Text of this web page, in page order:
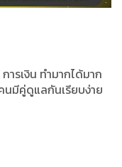
ารเงิน ทำมากได้มาก
นมีคู่ดูแลกันเรียบง่าย